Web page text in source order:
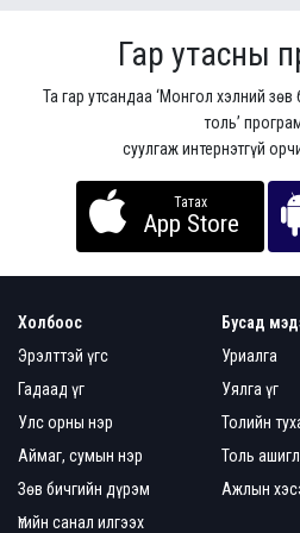
Гар утасны
Та гар утсандаа ‘Монгол хэлний
толь’
суулгаж интернэтгүй
Татах
App Store
Холбоос
Эрэлттэй үгс
Гадаад үг
Улс орны нэр
Аймаг, сумын нэр
Зөв бичгийн дүрэм
Үгийн санал илгээх
Бусад
Уриалга
Уялга үг
Толийн
Толь
Ажлын